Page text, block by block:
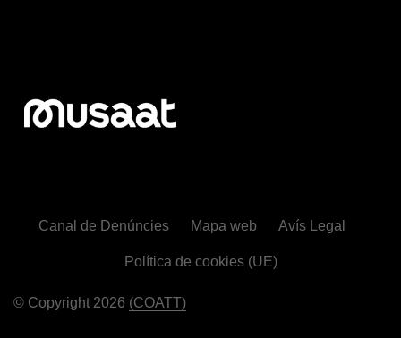
© Copyright 2026 (COATT)
Canal de Denúncies Mapa web Avís Legal
Política de cookies (UE)